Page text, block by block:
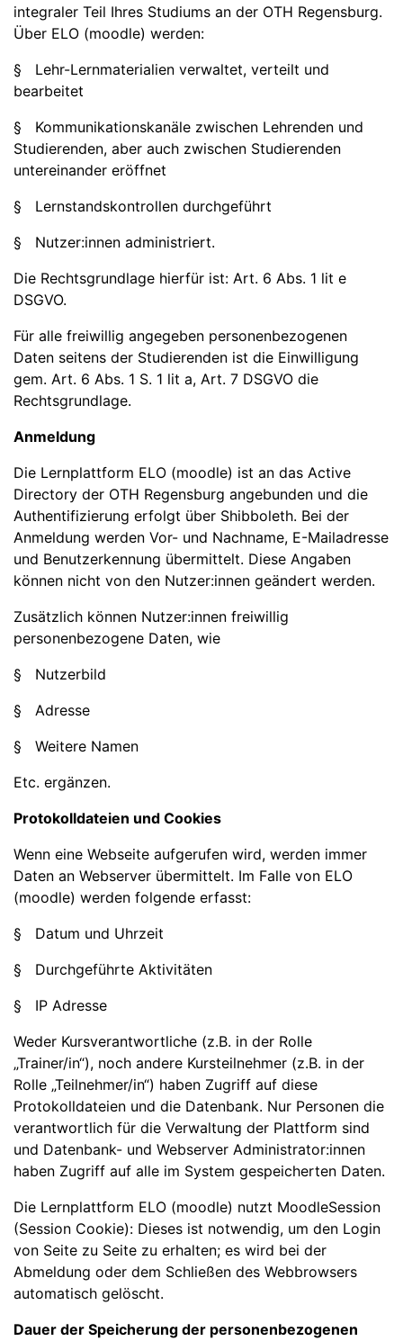
integraler Teil Ihres Studiums an der OTH Regensburg.
Über ELO (moodle) werden:
§ Lehr-Lernmaterialien verwaltet, verteilt und
bearbeitet
§ Kommunikationskanäle zwischen Lehrenden und
Studierenden, aber auch zwischen Studierenden
untereinander eröffnet
§ Lernstandskontrollen durchgeführt
§ Nutzer:innen administriert.
Die Rechtsgrundlage hierfür ist: Art. 6 Abs. 1 lit e
DSGVO.
Für alle freiwillig angegeben personenbezogenen
Daten seitens der Studierenden ist die Einwilligung
gem. Art. 6 Abs. 1 S. 1 lit a, Art. 7 DSGVO die
Rechtsgrundlage.
Anmeldung
Die Lernplattform ELO (moodle) ist an das Active
Directory der OTH Regensburg angebunden und die
Authentifizierung erfolgt über Shibboleth. Bei der
Anmeldung werden Vor- und Nachname, E-Mailadresse
und Benutzerkennung übermittelt. Diese Angaben
können nicht von den Nutzer:innen geändert werden.
Zusätzlich können Nutzer:innen freiwillig
personenbezogene Daten, wie
§ Nutzerbild
§ Adresse
§ Weitere Namen
Etc. ergänzen.
Protokolldateien und Cookies
Wenn eine Webseite aufgerufen wird, werden immer
Daten an Webserver übermittelt. Im Falle von ELO
(moodle) werden folgende erfasst:
§ Datum und Uhrzeit
§ Durchgeführte Aktivitäten
§ IP Adresse
Weder Kursverantwortliche (z.B. in der Rolle
„Trainer/in“), noch andere Kursteilnehmer (z.B. in der
Rolle „Teilnehmer/in“) haben Zugriff auf diese
Protokolldateien und die Datenbank. Nur Personen die
verantwortlich für die Verwaltung der Plattform sind
und Datenbank- und Webserver Administrator:innen
haben Zugriff auf alle im System gespeicherten Daten.
Die Lernplattform ELO (moodle) nutzt MoodleSession
(Session Cookie): Dieses ist notwendig, um den Login
von Seite zu Seite zu erhalten; es wird bei der
Abmeldung oder dem Schließen des Webbrowsers
automatisch gelöscht.
Dauer der Speicherung der personenbezogenen